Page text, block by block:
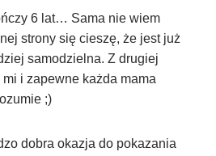
6 lat… Sama nie wiem
strony się cieszę, że jest już
samodzielna. Z drugiej
i zapewne każda mama
;)
dobra okazja do pokazania